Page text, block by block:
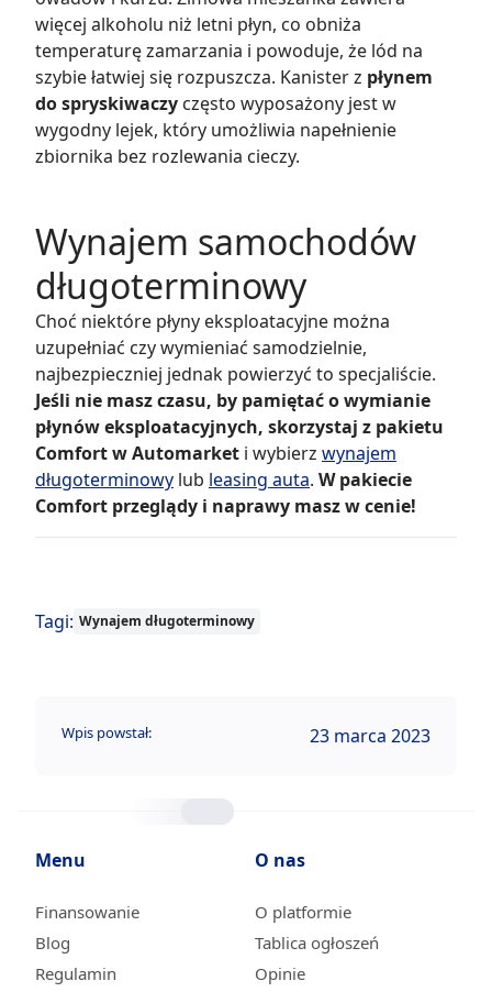
więcej alkoholu niż letni płyn, co obniża
temperaturę zamarzania i powoduje, że lód na
szybie łatwiej się rozpuszcza. Kanister z płynem
do spryskiwaczy często wyposażony jest w
wygodny lejek, który umożliwia napełnienie
zbiornika bez rozlewania cieczy.
Wynajem samochodów
długoterminowy
Choć niektóre płyny eksploatacyjne można
uzupełniać czy wymieniać samodzielnie,
najbezpieczniej jednak powierzyć to specjaliście.
Jeśli nie masz czasu, by pamiętać o wymianie
płynów eksploatacyjnych, skorzystaj z pakietu
Comfort w Automarket i wybierz wynajem
długoterminowy lub leasing auta. W pakiecie
Comfort przeglądy i naprawy masz w cenie!
Tagi: Wynajem długoterminowy
Wpis powstał: 23 marca 2023
Menu
Finansowanie
Blog
Regulamin
O nas
O platformie
Tablica ogłoszeń
Opinie